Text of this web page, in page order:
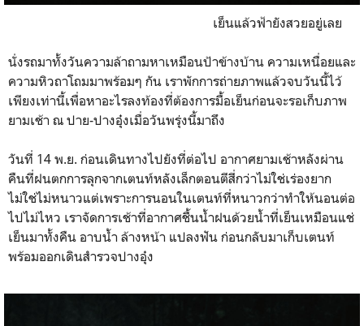
เย็นแล้วฟ้ายังสวยอยู่เลย
นั่งรถมาทั้งวันความล้าถามหาเหมือนป้าข้างบ้าน ความเหนื่อยและ
ความหิวถาโถมมาพร้อมๆ กัน เราพักการถ่ายภาพแล้วจบวันนี้ไว้
เพียงเท่านี้เพื่อหาอะไรลงท้องที่ต้องการมื้อเย็นก่อนจะรอเก็บภาพ
ยามเช้า ณ ปาย-ปางอุ๋งเมื่อวันพรุ่งนี้มาถึง
วันที่ 14 พ.ย. ก่อนเดินทางไปยังที่ต่อไป อากาศยามเช้าหลังผ่าน
คืนที่ฝนตกการลุกจากเตนท์หลังเล็กตอนตีสี่กว่าไม่ใช่เร่องยาก
ไม่ใช่ไม่หนาวแต่เพราะการนอนในเตนท์ที่หนาวกว่าทำให้นอนต่อ
ไปไม่ไหว เราจัดการเช้าที่อากาศชื้นน้ำฝนด้วยน้ำที่เย็นเหมือนแช่
เย็นมาทั้งคืน อาบน้ำ ล้างหน้า แปลงฟัน ก่อนกลับมาเก็บเตนท์
พร้อมออกเดินสำรวจปางอุ๋ง